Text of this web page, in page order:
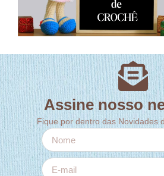
Assine nosso
Fique por dentro das Novidades